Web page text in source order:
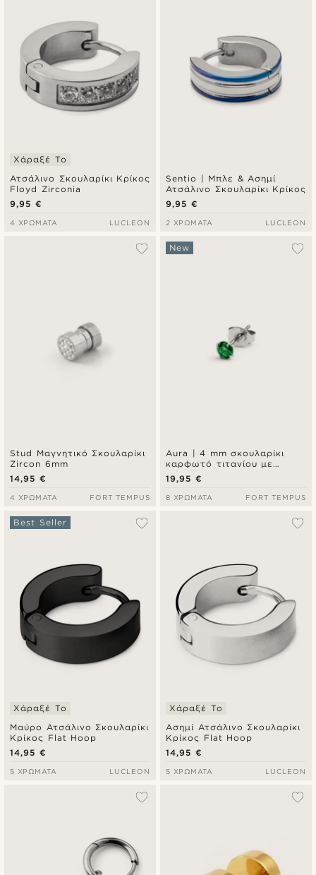
Ατσάλινο Σκουλαρίκι Κρίκος
Floyd Zirconia
Χάραξέ Το
9,95 €
4 ΧΡΏΜΑΤΑ LUCLEON
Sentio | Μπλε & Ασημί
Ατσάλινο Σκουλαρίκι Κρίκος
9,95 €
2 ΧΡΏΜΑΤΑ LUCLEON
Stud Μαγνητικό Σκουλαρίκι
Zircon 6mm
14,95 €
4 ΧΡΏΜΑΤΑ FORT TEMPUS
Aura | 4 mm σκουλαρίκι
καρφωτό τιτανίου με
σκούρα πράσινη ζιρκόνια
New
19,95 €
8 ΧΡΏΜΑΤΑ FORT TEMPUS
Μαύρο Ατσάλινο Σκουλαρίκι
Κρίκος Flat Hoop
Best Seller
Χάραξέ Το
14,95 €
5 ΧΡΏΜΑΤΑ LUCLEON
Ασημί Ατσάλινο Σκουλαρίκι
Κρίκος Flat Hoop
Χάραξέ Το
14,95 €
5 ΧΡΏΜΑΤΑ LUCLEON